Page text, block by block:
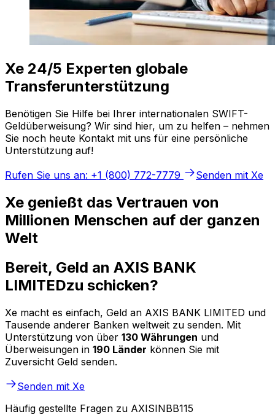
Xe 24/5 Experten globale
Transferunterstützung
Benötigen Sie Hilfe bei Ihrer internationalen SWIFT-
Geldüberweisung? Wir sind hier, um zu helfen – nehmen
Sie noch heute Kontakt mit uns für eine persönliche
Unterstützung auf!
Rufen Sie uns an: +1 (800) 772-7779
Senden mit Xe
Xe genießt das Vertrauen von
Millionen Menschen auf der ganzen
Welt
Bereit, Geld an AXIS BANK
LIMITEDzu schicken?
Xe macht es einfach, Geld an AXIS BANK LIMITED und
Tausende anderer Banken weltweit zu senden. Mit
Unterstützung von über 130 Währungen und
Überweisungen in 190 Länder können Sie mit
Zuversicht Geld senden.
Senden mit Xe
Häufig gestellte Fragen zu AXISINBB115